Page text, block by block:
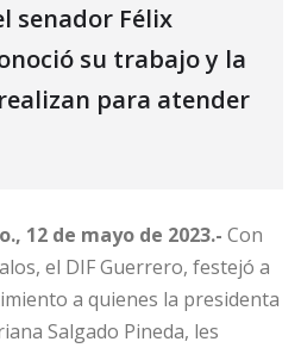
senador Félix
su trabajo y la
para atender
12 de mayo de 2023.- Con
el DIF Guerrero, festejó a
a quienes la presidenta
Salgado Pineda, les